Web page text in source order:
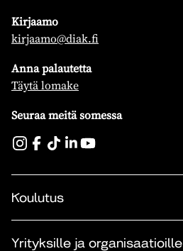
Kirjaamo
kirjaamo@diak.fi
Anna palautetta
Täytä lomake
Seuraa meitä somessa
Koulutus
Yrityksille ja organisaatioille